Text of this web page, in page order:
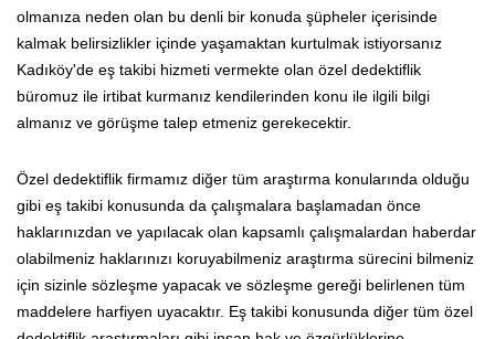
olmanıza neden olan bu denli bir konuda şüpheler içerisinde
kalmak belirsizlikler içinde yaşamaktan kurtulmak istiyorsanız
Kadıköy'de eş takibi hizmeti vermekte olan özel dedektiflik
büromuz ile irtibat kurmanız kendilerinden konu ile ilgili bilgi
almanız ve görüşme talep etmeniz gerekecektir.
Özel dedektiflik firmamız diğer tüm araştırma konularında olduğu
gibi eş takibi konusunda da çalışmalara başlamadan önce
haklarınızdan ve yapılacak olan kapsamlı çalışmalardan haberdar
olabilmeniz haklarınızı koruyabilmeniz araştırma sürecini bilmeniz
için sizinle sözleşme yapacak ve sözleşme gereği belirlenen tüm
maddelere harfiyen uyacaktır. Eş takibi konusunda diğer tüm özel